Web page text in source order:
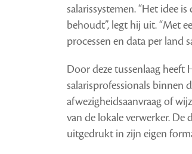
salarissystemen. “Het idee
behoudt”, legt hij uit. “Met
processen en data per land
Door deze tussenlaag heeft
salarisprofessionals binnen
afwezigheidsaanvraag of
van de lokale verwerker. De
uitgedrukt in zijn eigen